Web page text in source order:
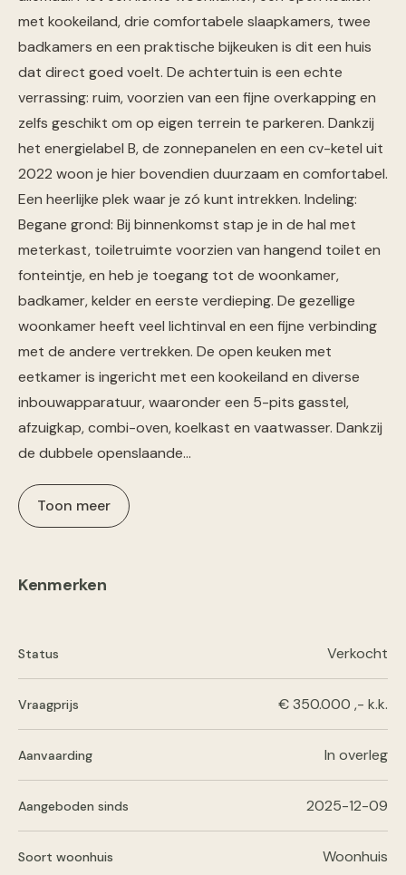
met kookeiland, drie comfortabele slaapkamers, twee
badkamers en een praktische bijkeuken is dit een huis
dat direct goed voelt. De achtertuin is een echte
verrassing: ruim, voorzien van een fijne overkapping en
zelfs geschikt om op eigen terrein te parkeren. Dankzij
het energielabel B, de zonnepanelen en een cv-ketel uit
2022 woon je hier bovendien duurzaam en comfortabel.
Een heerlijke plek waar je zó kunt intrekken. Indeling:
Begane grond: Bij binnenkomst stap je in de hal met
meterkast, toiletruimte voorzien van hangend toilet en
fonteintje, en heb je toegang tot de woonkamer,
badkamer, kelder en eerste verdieping. De gezellige
woonkamer heeft veel lichtinval en een fijne verbinding
met de andere vertrekken. De open keuken met
eetkamer is ingericht met een kookeiland en diverse
inbouwapparatuur, waaronder een 5-pits gasstel,
afzuigkap, combi-oven, koelkast en vaatwasser. Dankzij
de dubbele openslaande…
Toon meer
Kenmerken
Status Verkocht
Vraagprijs € 350.000 ,- k.k.
Aanvaarding In overleg
Aangeboden sinds 2025-12-09
Soort woonhuis Woonhuis